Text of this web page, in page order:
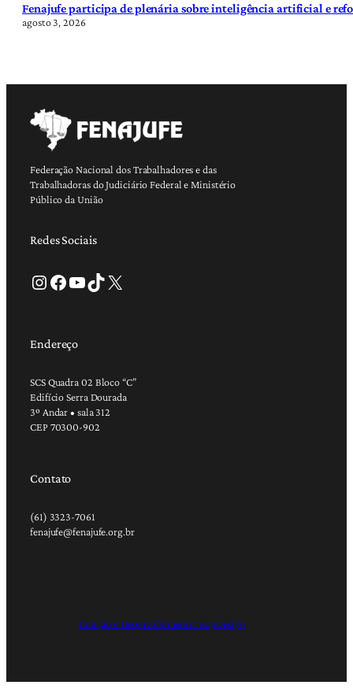
Fenajufe participa de plenária sobre inteligência artificial e
agosto 3, 2026
Federação Nacional dos Trabalhadores e das
Trabalhadoras do Judiciário Federal e Ministério
Público da União
Redes Sociais
Instagram Facebook Youtube TikTok X
Endereço
SCS Quadra 02 Bloco “C”
Edifício Serra Dourada
3º Andar • sala 312
CEP 70300-902
Contato
(61) 3323-7061
fenajufe@fenajufe.org.br
Criação e Desenvolvimento: RapDesign